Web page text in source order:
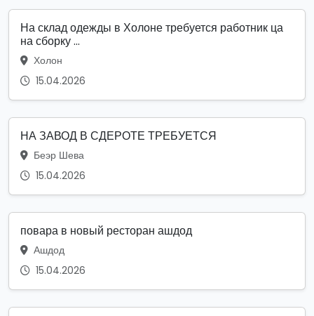
На склад одежды в Холоне требуется работник ца
на сборку ...
Холон
15.04.2026
НА ЗАВОД В СДЕРОТЕ ТРЕБУЕТСЯ
Беэр Шева
15.04.2026
повара в новый ресторан ашдод
Ашдод
15.04.2026